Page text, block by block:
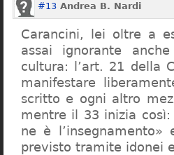
#13 Andrea B. Nardi
Carancini, lei oltre a
assai ignorante
cultura: l’art. 21 della
manifestare
scritto e ogni altro
mentre il 33 inizia così:
ne è l’insegnamento»
previsto tramite idonei